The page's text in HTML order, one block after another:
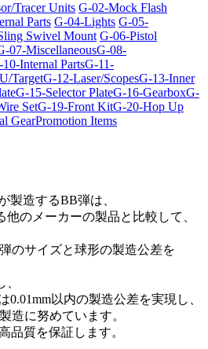
Tracer Units G-02-Mock Flash
Parts G-04-Lights G-05-
Swivel Mount G-06-Pistol
07-MiscellaneousG-08-
10-Internal PartsG-11-
TargetG-12-Laser/ScopesG-13-Inner
G-15-Selector PlateG-16-GearboxG-
SetG-19-Front KitG-20-Hop Up
GearPromotion Items
製造するBB弾は、
のメーカーの製品と比較して、
のサイズと球形の製造公差を
0.01mm以内の製造公差を実現し、
造に努めています。
品質を保証します。